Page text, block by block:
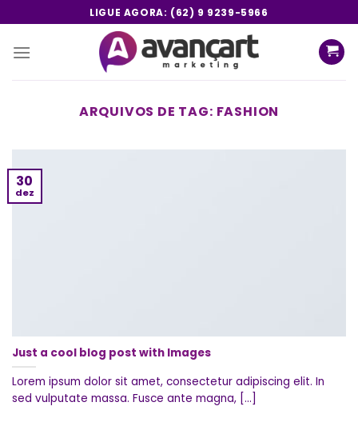
to
content
LIGUE AGORA: (62) 9 9239-5966
ARQUIVOS DE TAG: FASHION
Just a cool blog post with Images
Lorem ipsum dolor sit amet, consectetur adipiscing elit. In
sed vulputate massa. Fusce ante magna, [...]
30
dez